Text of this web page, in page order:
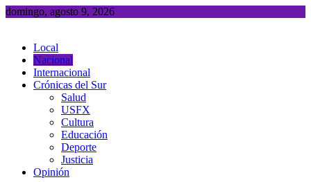
Saltar
domingo, agosto 9, 2026
Local
Nacional
Internacional
Crónicas del Sur
Salud
USFX
Cultura
Educación
Deporte
Justicia
Opinión